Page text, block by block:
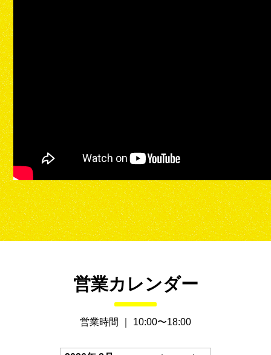
営業カレンダー
営業時間 ｜ 10:00〜18:00